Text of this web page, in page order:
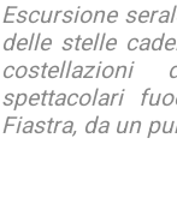
Escursione
delle stelle
spettacolari
Fiastra, da un